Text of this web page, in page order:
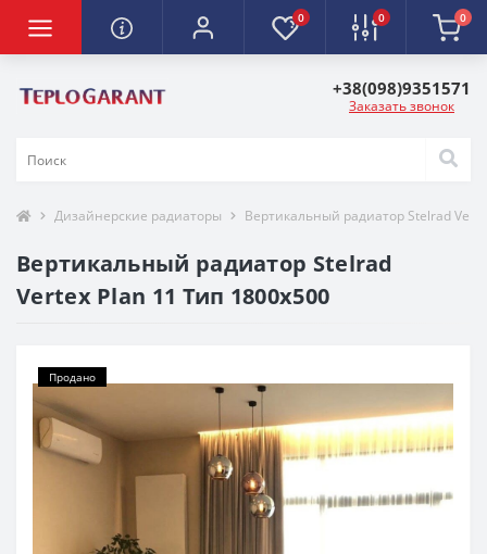
0 0 0
+38(098)9351571
Заказать звонок
Дизайнерские радиаторы Вертикальный радиатор Stelrad
Вертикальный радиатор Stelrad
Vertex Plan 11 Тип 1800x500
Продано